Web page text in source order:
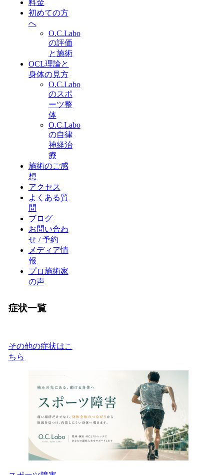
料金
初めての方
へ
O.C.Labo
の評価
と施術
OCL理論と
身体の見方
O.C.Labo
のスポ
ーツ整
体
O.C.Labo
の自律
神経治
療
施術のご感
想
アクセス
よくある質
問
ブログ
お問い合わ
せ / 予約
メディア情
報
プロ施術家
の声
症状一覧
その他の症状はこ
ちら